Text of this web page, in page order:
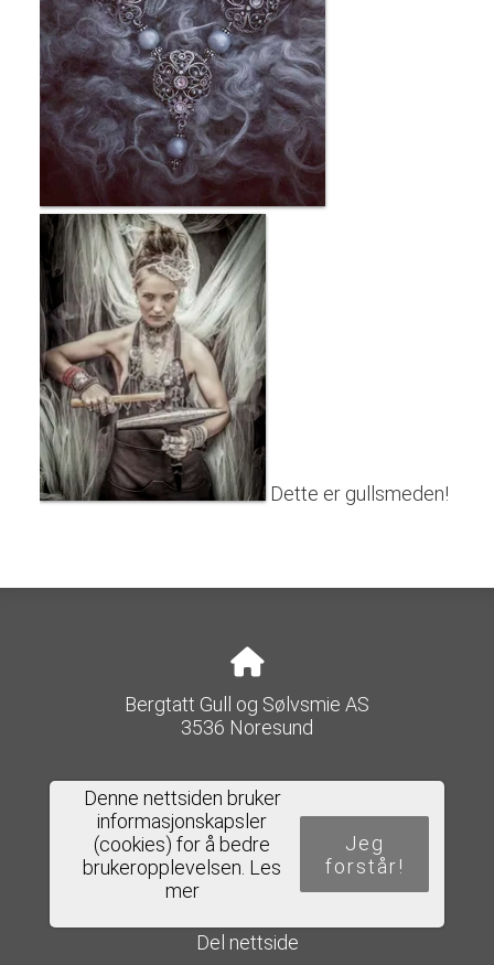
Dette er gullsmeden!
Bergtatt Gull og Sølvsmie AS
3536 Noresund
e-post@bergtatt-as.no
Del nettside
Denne nettsiden bruker
informasjonskapsler
(cookies) for å bedre
brukeropplevelsen. Les
mer
Jeg
forstår!